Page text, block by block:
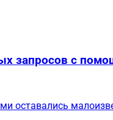
запросов с
оставались